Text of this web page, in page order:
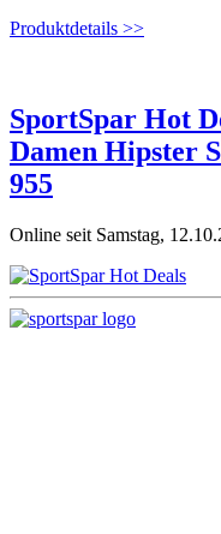
Produktdetails >>
SportSpar Hot
Damen Hipster
955
Online seit Samstag,